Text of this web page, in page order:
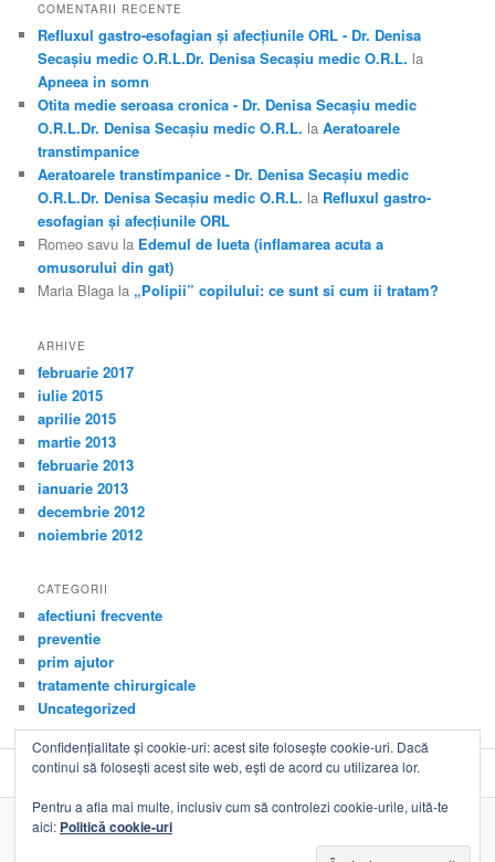
COMENTARII RECENTE
Refluxul gastro-esofagian şi afecţiunile ORL - Dr. Denisa
Secașiu medic O.R.L.Dr. Denisa Secașiu medic O.R.L. la
Apneea in somn
Otita medie seroasa cronica - Dr. Denisa Secașiu medic
O.R.L.Dr. Denisa Secașiu medic O.R.L. laAeratoarele
transtimpanice
Aeratoarele transtimpanice - Dr. Denisa Secașiu medic
O.R.L.Dr. Denisa Secașiu medic O.R.L. la Refluxul gastro-
esofagian şi afecţiunile ORL
Romeo savu la Edemul de lueta (inflamarea acuta a
omusorului din gat)
Maria Blaga la „Polipii” copilului: ce sunt si cum ii tratam?
ARHIVE
februarie 2017
iulie 2015
aprilie 2015
martie 2013
februarie 2013
ianuarie 2013
decembrie 2012
noiembrie 2012
CATEGORII
afectiuni frecvente
preventie
prim ajutor
tratamente chirurgicale
Uncategorized
Propulsat cu mândrie de WordPress
Confidențialitate și cookie-uri: acest site folosește cookie-uri. Dacă
continui să folosești acest site web, ești de acord cu utilizarea lor.
Pentru a afla mai multe, inclusiv cum să controlezi cookie-urile, uită-te
aici: Politică cookie-uri